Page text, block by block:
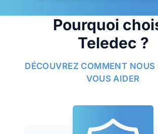
Pourquoi
Teledec ?
DÉCOUVREZ COMMENT NOUS
VOUS AIDER